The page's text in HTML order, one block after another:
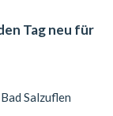
Tag neu für
Salzuflen